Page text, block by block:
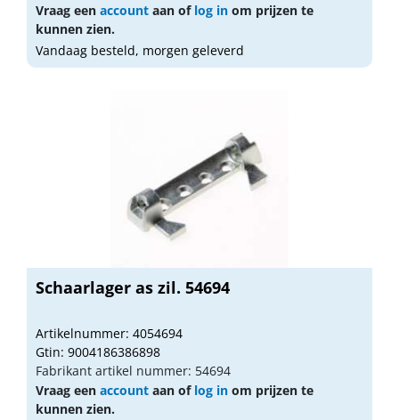
Vraag een account aan of log in om prijzen te
kunnen zien.
Vandaag besteld, morgen geleverd
Schaarlager as zil. 54694
Artikelnummer: 4054694
Gtin: 9004186386898
Fabrikant artikel nummer: 54694
Vraag een account aan of log in om prijzen te
kunnen zien.